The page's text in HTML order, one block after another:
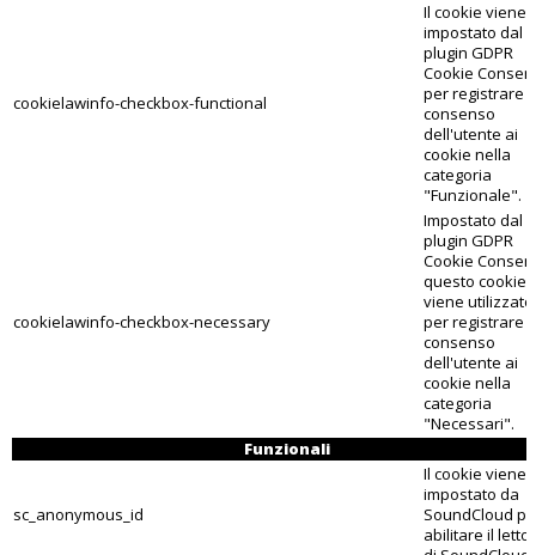
cookielawinfo-checkbox-functional
Il cookie viene
impostato dal
plugin GDPR
Cookie
per registrare il
consenso
dell'utente ai
cookie nella
categoria
"Funzionale".
cookielawinfo-checkbox-necessary
Impostato dal
plugin GDPR
Cookie
questo cookie
viene utilizzato
per registrare il
consenso
dell'utente ai
cookie nella
categoria
"Necessari".
Funzionali
sc_anonymous_id
Il cookie viene
impostato da
SoundCloud
abilitare il